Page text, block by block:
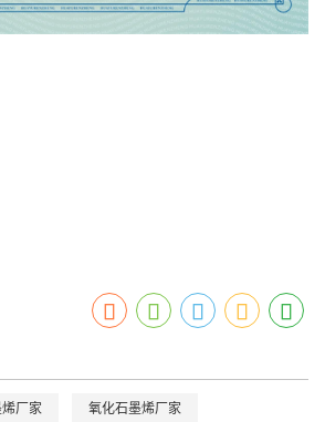
厂家
氧化石墨烯厂家